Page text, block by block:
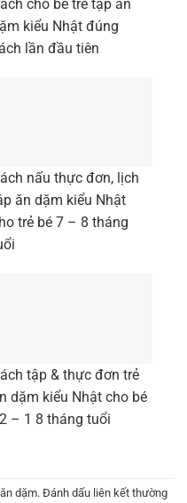
cho bé trẻ tập ăn
kiểu Nhật đúng
lần đầu tiên
nấu thực đơn, lịch
ăn dặm kiểu Nhật
trẻ bé 7 – 8 tháng
tập & thực đơn trẻ
dặm kiểu Nhật cho bé
– 1 8 tháng tuổi
dặm. Đánh dấu liên kết thường